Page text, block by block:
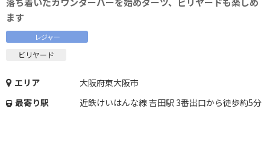
ます
レジャー
ビリヤード
エリア
大阪府東大阪市
最寄り駅
近鉄けいはんな線 吉田駅 3番出口から徒歩約5分